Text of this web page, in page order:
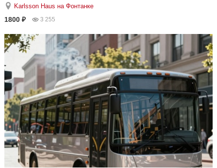
Karlsson Haus на Фонтанке
1800 ₽ 3 255